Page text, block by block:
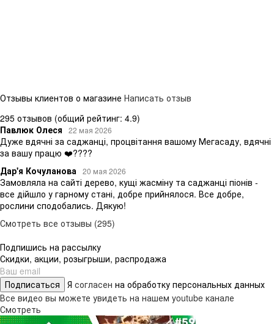
Отзывы клиентов о магазине Написать отзыв
295 отзывов (общий рейтинг: 4.9)
Павлюк Олеся
22 мая 2026
Дуже вдячні за саджанці, процвітання вашому Мегасаду, вдячні
за вашу працю ❤️????
Дар'я Кочуланова 20 мая 2026
Замовляла на сайті дерево, кущі жасміну та саджанці піонів -
все дійшло у гарному стані, добре прийнялося. Все добре,
рослини сподобались. Дякую!
Смотреть все отзывы (295)
Подпишись на рассылку
Скидки, акции, розыгрыши, распродажа
Подписаться Я согласен на обработку персональных данных
Все видео вы можете увидеть на нашем youtube канале
Смотреть